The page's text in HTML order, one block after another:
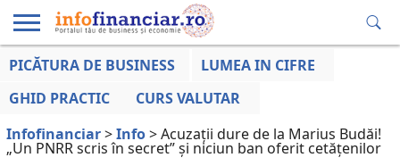
EDUCAȚIE
LA ZI
AFACERILOR
PICĂTURA DE BUSINESS
LUMEA IN CIFRE
GHID PRACTIC
CURS VALUTAR
Infofinanciar>Info>Acuzații dure de la Marius Budăi!
„Un PNRR scris în secret” și niciun ban oferit cetățenilor